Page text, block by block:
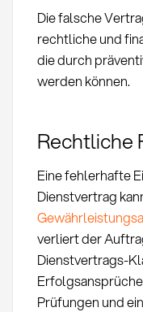
Die falsche
rechtliche und
die durch
werden können.
Rechtliche
Eine fehlerhafte
Dienstvertrag
verliert der
Dienstvertrags-
Prüfungen und